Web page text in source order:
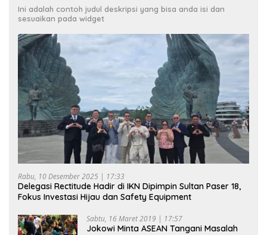
Ini adalah contoh judul deskripsi yang bisa anda isi dan
sesuaikan pada widget
Rabu, 10 Desember 2025 | 17:33
Delegasi Rectitude Hadir di IKN Dipimpin Sultan Paser 18,
Fokus Investasi Hijau dan Safety Equipment
Sabtu, 16 Maret 2019 | 17:57
Jokowi Minta ASEAN Tangani Masalah